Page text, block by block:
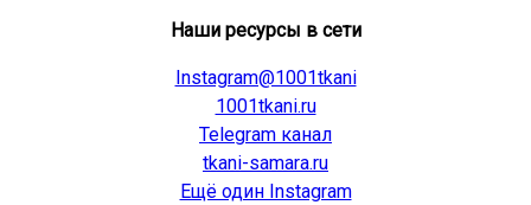
Наши ресурсы в сети
Instagram@1001tkani
1001tkani.ru
Telegram канал
tkani-samara.ru
Ещё один Instagram